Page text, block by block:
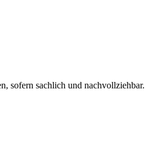
sofern sachlich und nachvollziehbar.